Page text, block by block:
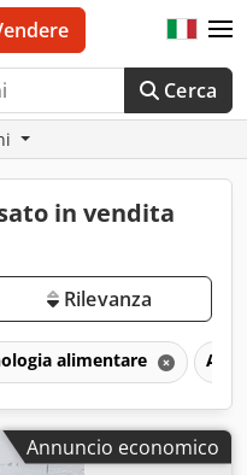
Cerca
in vendita
Rilevanza
alimentare
Annuncio economico